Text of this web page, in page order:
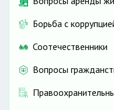
Борьба с
Соотечественники
Вопросы